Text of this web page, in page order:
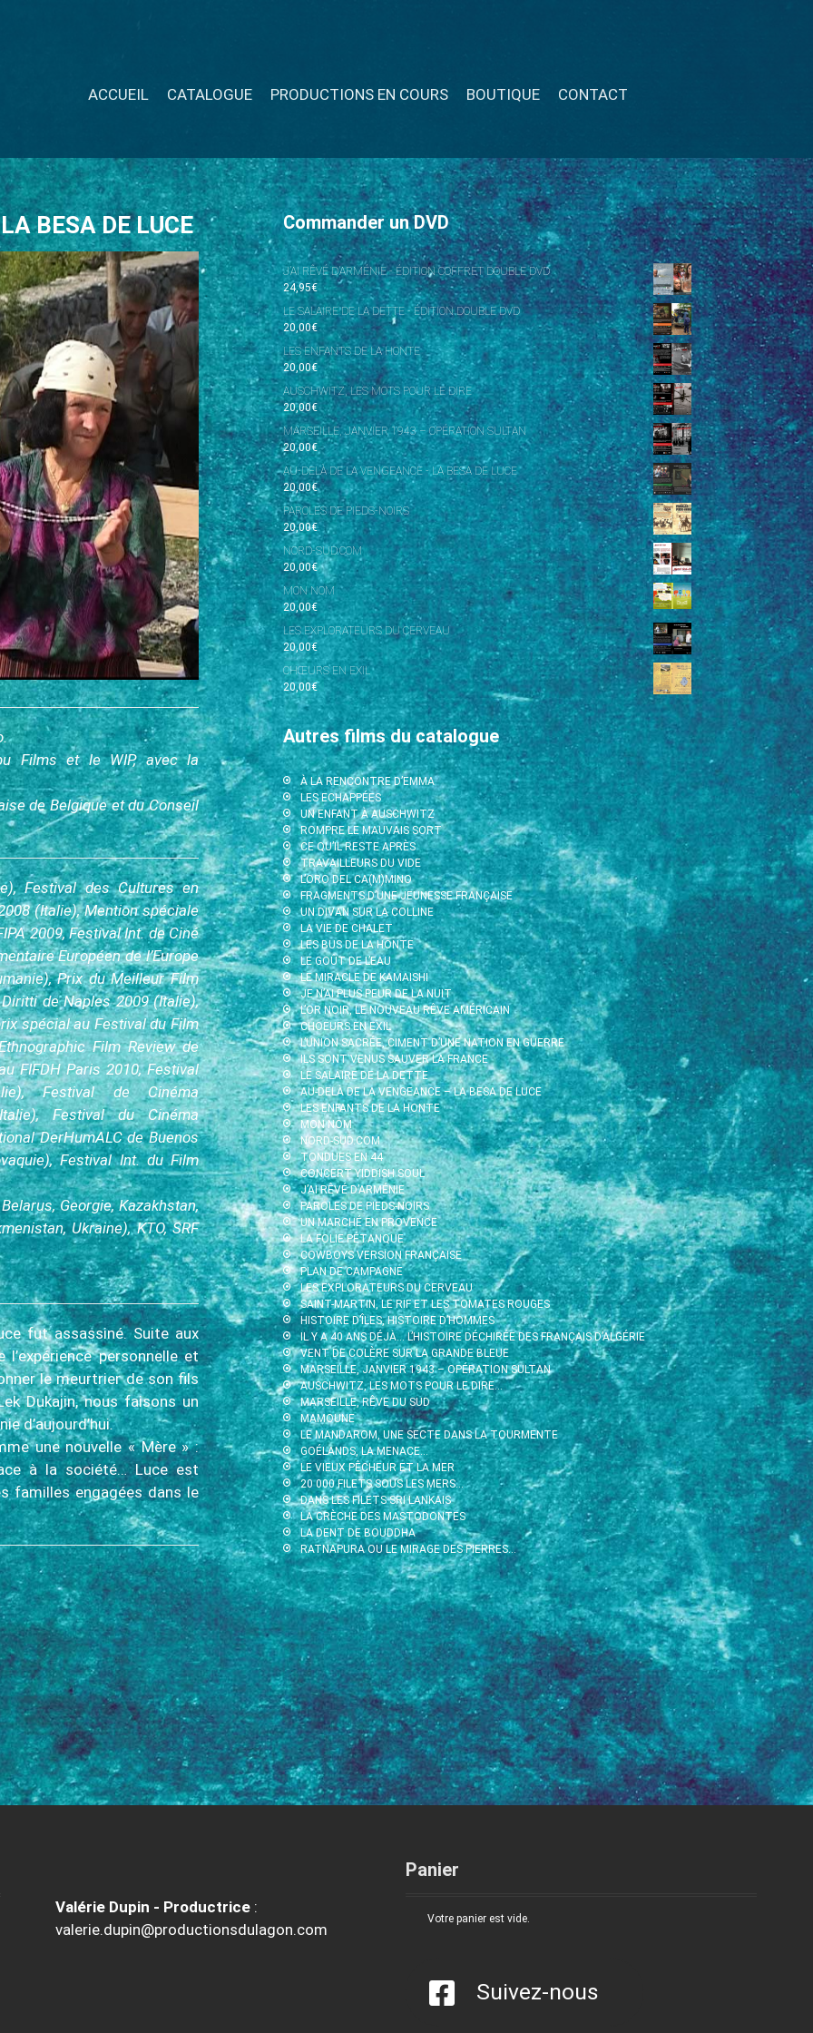
ACCUEIL CATALOGUE PRODUCTIONS EN COURS BOUTIQUE CONTACT
BESA DE LUCE
.
Films et le WIP, avec la
de Belgique et du Conseil
Festival des Cultures en
(Italie), Mention spéciale
2009, Festival Int. de Ciné
Européen de l’Europe
Prix du Meilleur Film
de Naples 2009 (Italie),
spécial au Festival du Film
Film Review de
FIFDH Paris 2010, Festival
Festival de Cinéma
Festival du Cinéma
DerHumALC de Buenos
Festival Int. du Film
Georgie, Kazakhstan,
Ukraine), KTO, SRF
fut assassiné. Suite aux
personnelle et
le meurtrier de son fils
Dukajin, nous faisons un
d’aujourd’hui.
une nouvelle « Mère » :
à la société… Luce est
familles engagées dans le
Commander un DVD
J’AI RÊVÉ D’ARMÉNIE - ÉDITION COFFRET DOUBLE DVD
24,95€
LE SALAIRE DE LA DETTE - ÉDITION DOUBLE DVD
20,00€
LES ENFANTS DE LA HONTE
20,00€
AUSCHWITZ, LES MOTS POUR LE DIRE
20,00€
MARSEILLE, JANVIER 1943 – OPÉRATION SULTAN
20,00€
AU-DELÀ DE LA VENGEANCE - LA BESA DE LUCE
20,00€
PAROLES DE PIEDS-NOIRS
20,00€
NORD-SUD.COM
20,00€
MON NOM
20,00€
LES EXPLORATEURS DU CERVEAU
20,00€
CHŒURS EN EXIL
20,00€
Autres films du catalogue
À LA RENCONTRE D’EMMA
LES ECHAPPÉES
UN ENFANT À AUSCHWITZ
ROMPRE LE MAUVAIS SORT
CE QU’IL RESTE APRÈS
TRAVAILLEURS DU VIDE
L’ORO DEL CA(M)MINO
FRAGMENTS D’UNE JEUNESSE FRANÇAISE
UN DIVAN SUR LA COLLINE
LA VIE DE CHALET
LES BUS DE LA HONTE
LE GOÛT DE L’EAU
LE MIRACLE DE KAMAISHI
JE N’AI PLUS PEUR DE LA NUIT
L’OR NOIR, LE NOUVEAU RÊVE AMÉRICAIN
CHOEURS EN EXIL
L’UNION SACRÉE, CIMENT D’UNE NATION EN GUERRE
ILS SONT VENUS SAUVER LA FRANCE
LE SALAIRE DE LA DETTE
AU-DELÀ DE LA VENGEANCE – LA BESA DE LUCE
LES ENFANTS DE LA HONTE
MON NOM
NORD-SUD.COM
TONDUES EN 44
CONCERT YIDDISH SOUL
J’AI RÊVÉ D’ARMÉNIE
PAROLES DE PIEDS-NOIRS
UN MARCHÉ EN PROVENCE
LA FOLIE PÉTANQUE
COWBOYS VERSION FRANÇAISE
PLAN DE CAMPAGNE
LES EXPLORATEURS DU CERVEAU
SAINT-MARTIN, LE RIF ET LES TOMATES ROUGES
HISTOIRE D’ÎLES, HISTOIRE D’HOMMES
IL Y A 40 ANS DÉJÀ… L’HISTOIRE DÉCHIRÉE DES FRANÇAIS D’ALGÉRIE
VENT DE COLÈRE SUR LA GRANDE BLEUE
MARSEILLE, JANVIER 1943 – OPÉRATION SULTAN
AUSCHWITZ, LES MOTS POUR LE DIRE…
MARSEILLE, RÊVE DU SUD
MAMOUNE
LE MANDAROM, UNE SECTE DANS LA TOURMENTE
GOÉLANDS, LA MENACE…
LE VIEUX PÊCHEUR ET LA MER
20 000 FILETS SOUS LES MERS…
DANS LES FILETS SRI LANKAIS
LA CRÈCHE DES MASTODONTES
LA DENT DE BOUDDHA
RATNAPURA OU LE MIRAGE DES PIERRES…
Valérie Dupin - Productrice:
valerie.dupin@productionsdulagon.com
Panier
Votre panier est vide.
Suivez-nous